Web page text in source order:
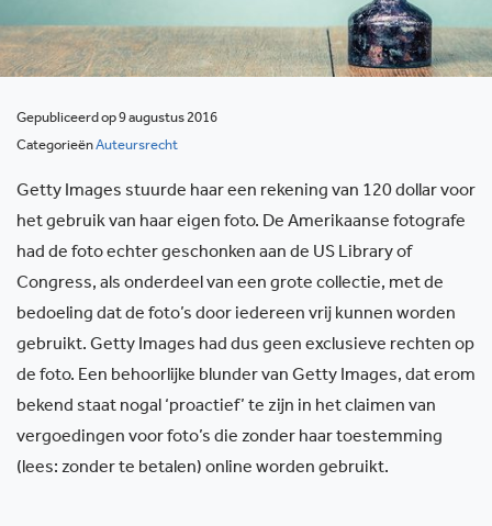
Gepubliceerd op 9 augustus 2016
CategorieënAuteursrecht
Getty Images stuurde haar een rekening van 120 dollar voor
het gebruik van haar eigen foto. De Amerikaanse fotografe
had de foto echter geschonken aan de US Library of
Congress, als onderdeel van een grote collectie, met de
bedoeling dat de foto’s door iedereen vrij kunnen worden
gebruikt. Getty Images had dus geen exclusieve rechten op
de foto. Een behoorlijke blunder van Getty Images, dat erom
bekend staat nogal ‘proactief’ te zijn in het claimen van
vergoedingen voor foto’s die zonder haar toestemming
(lees: zonder te betalen) online worden gebruikt.